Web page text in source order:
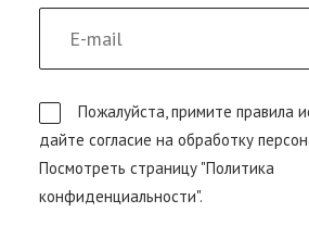
Пожалуйста, примите правила
дайте согласие на обработку
Посмотреть страницу "Политика
конфиденциальности".